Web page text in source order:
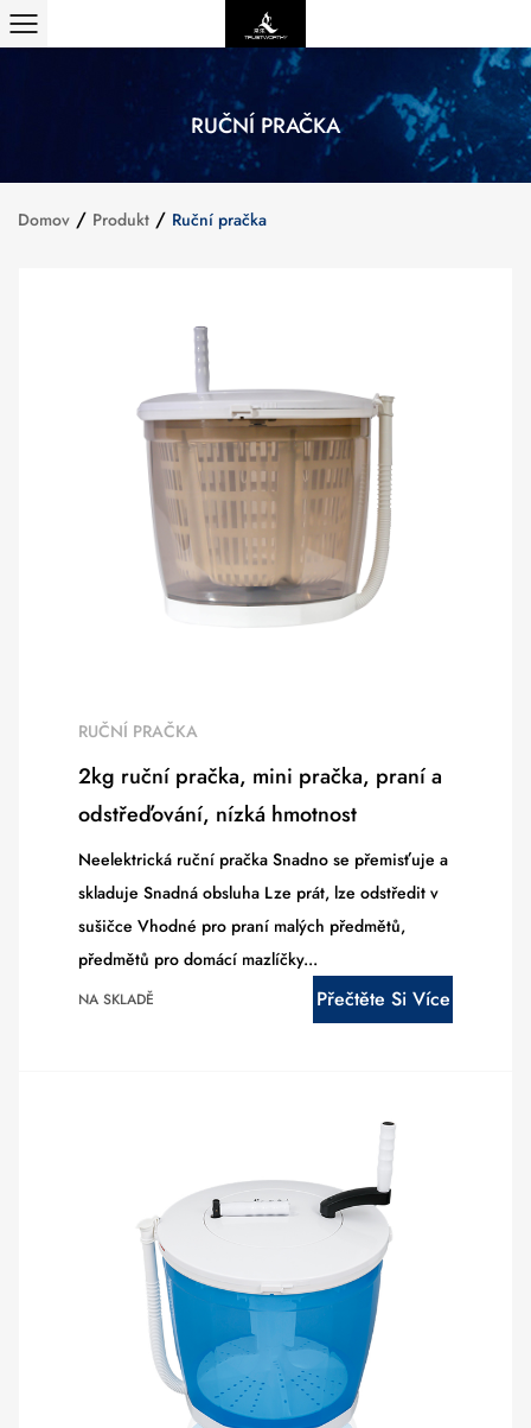
RUČNÍ PRAČKA
Domov / Produkt / Ruční pračka
RUČNÍ PRAČKA
2kg ruční pračka, mini pračka, praní a
odstřeďování, nízká hmotnost
Neelektrická ruční pračka Snadno se přemisťuje a
skladuje Snadná obsluha Lze prát, lze odstředit v
sušičce Vhodné pro praní malých předmětů,
předmětů pro domácí mazlíčky...
NA SKLADĚ Přečtěte Si Více